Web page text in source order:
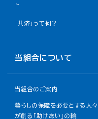
ト
「共済」って何？
当組合について
当組合のご案内
暮らしの保障を必要とする人々
が創る「助けあい」の輪